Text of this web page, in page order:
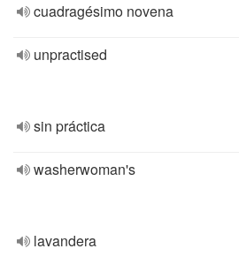
cuadragésimo novena
unpractised
sin práctica
washerwoman's
lavandera